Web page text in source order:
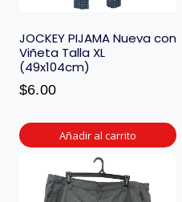
JOCKEY PIJAMA Nueva con
Viñeta Talla XL
(49x104cm)
$6.00
Añadir al carrito